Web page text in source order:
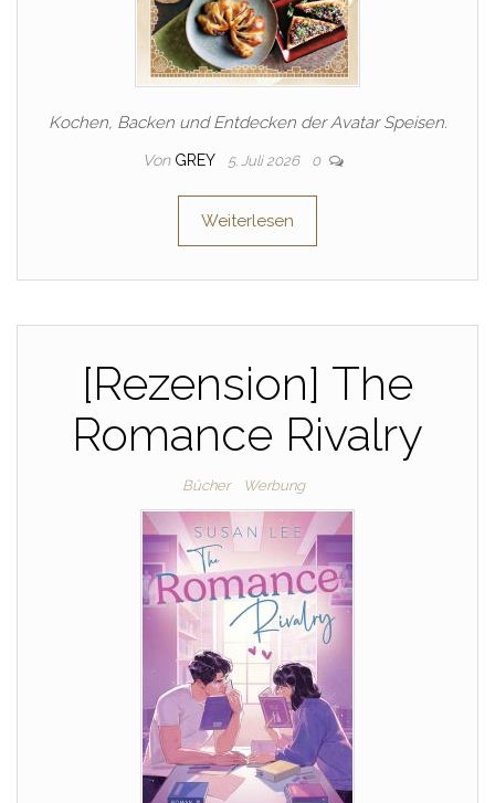
Kochen, Backen und Entdecken der Avatar Speisen.
Von GREY 5. Juli 2026 0
Weiterlesen
[Rezension] The
Romance Rivalry
Bücher Werbung